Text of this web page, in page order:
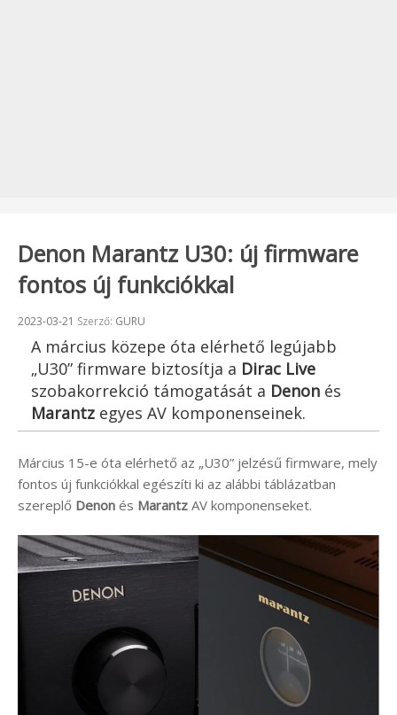
Denon Marantz U30: új firmware
fontos új funkciókkal
Beküldve:
2023-03-21 Szerző: GURU
A március közepe óta elérhető legújabb
„U30” firmware biztosítja a Dirac Live
szobakorrekció támogatását a Denon és
Marantz egyes AV komponenseinek.
Március 15-e óta elérhető az „U30” jelzésű firmware, mely
fontos új funkciókkal egészíti ki az alábbi táblázatban
szereplő Denon és Marantz AV komponenseket.